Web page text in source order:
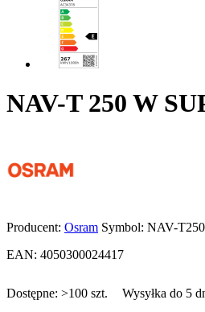
NAV-T 250 W
Producent: Osram Symbol: NAV-
EAN: 4050300024417
Dostępne: >100 szt. Wysyłka do 5